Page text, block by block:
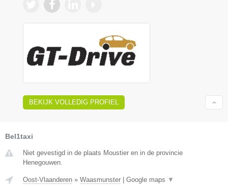
BEKIJK VOLLEDIG PROFIEL
Bel1taxi
Niet gevestigd in de plaats Moustier en in de provincie
Henegouwen.
Oost-Vlaanderen » Waasmunster Google maps ▼